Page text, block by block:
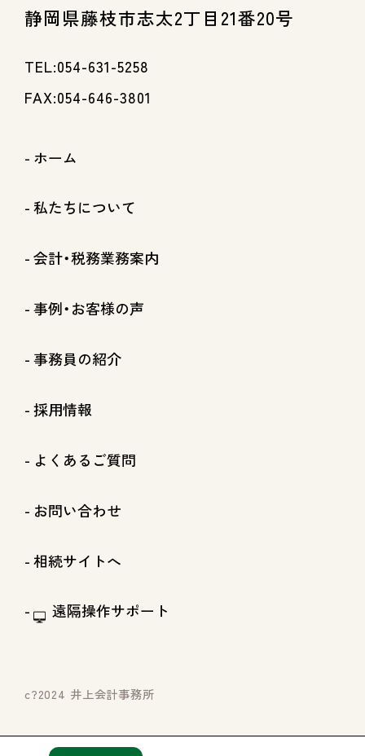
静岡県藤枝市志太2丁目21番20号
TEL:054-631-5258
FAX:054-646-3801
ホーム
私たちについて
会計・税務業務案内
事例・お客様の声
事務員の紹介
採用情報
よくあるご質問
お問い合わせ
相続サイトへ
遠隔操作サポート
c?2024 井上会計事務所